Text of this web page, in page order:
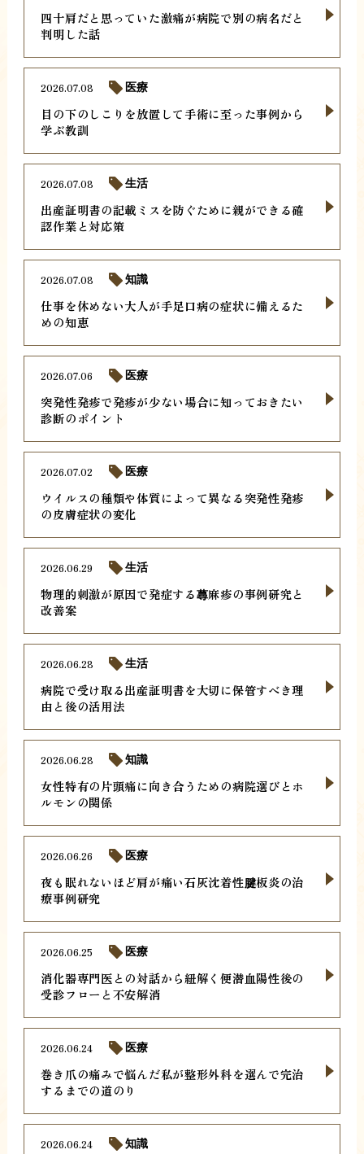
四十肩だと思っていた激痛が病院で別の病名だと
判明した話
目の下のしこりを放置して手術に至った事例から
学ぶ教訓
2026.07.08 医療
出産証明書の記載ミスを防ぐために親ができる確
認作業と対応策
2026.07.08 生活
仕事を休めない大人が手足口病の症状に備えるた
めの知恵
2026.07.08 知識
突発性発疹で発疹が少ない場合に知っておきたい
診断のポイント
2026.07.06 医療
ウイルスの種類や体質によって異なる突発性発疹
の皮膚症状の変化
2026.07.02 医療
物理的刺激が原因で発症する蕁麻疹の事例研究と
改善案
2026.06.29 生活
病院で受け取る出産証明書を大切に保管すべき理
由と後の活用法
2026.06.28 生活
女性特有の片頭痛に向き合うための病院選びとホ
ルモンの関係
2026.06.28 知識
夜も眠れないほど肩が痛い石灰沈着性腱板炎の治
療事例研究
2026.06.26 医療
消化器専門医との対話から紐解く便潜血陽性後の
受診フローと不安解消
2026.06.25 医療
巻き爪の痛みで悩んだ私が整形外科を選んで完治
するまでの道のり
2026.06.24 医療
2026.06.24 知識